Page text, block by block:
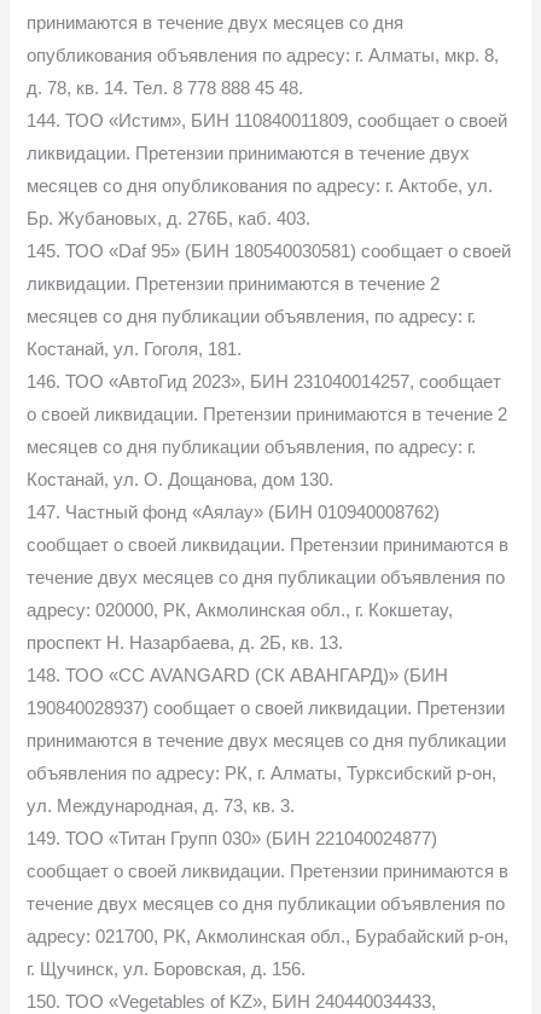
принимаются в течение двух месяцев со дня
опубликования объявления по адресу: г. Алматы, мкр. 8,
д. 78, кв. 14. Тел. 8 778 888 45 48.
144. ТОО «Истим», БИН 110840011809, сообщает о своей
ликвидации. Претензии принимаются в течение двух
месяцев со дня опубликования по адресу: г. Актобе, ул.
Бр. Жубановых, д. 276Б, каб. 403.
145. ТОО «Daf 95» (БИН 180540030581) сообщает о своей
ликвидации. Претензии принимаются в течение 2
месяцев со дня публикации объявления, по адресу: г.
Костанай, ул. Гоголя, 181.
146. ТОО «АвтоГид 2023», БИН 231040014257, сообщает
о своей ликвидации. Претензии принимаются в течение 2
месяцев со дня публикации объявления, по адресу: г.
Костанай, ул. О. Дощанова, дом 130.
147. Частный фонд «Аялау» (БИН 010940008762)
сообщает о своей ликвидации. Претензии принимаются в
течение двух месяцев со дня публикации объявления по
адресу: 020000, РК, Акмолинская обл., г. Кокшетау,
проспект Н. Назарбаева, д. 2Б, кв. 13.
148. ТОО «СС AVANGARD (СК АВАНГАРД)» (БИН
190840028937) сообщает о своей ликвидации. Претензии
принимаются в течение двух месяцев со дня публикации
объявления по адресу: РК, г. Алматы, Турксибский р-он,
ул. Международная, д. 73, кв. 3.
149. ТОО «Титан Групп 030» (БИН 221040024877)
сообщает о своей ликвидации. Претензии принимаются в
течение двух месяцев со дня публикации объявления по
адресу: 021700, РК, Акмолинская обл., Бурабайский р-он,
г. Щучинск, ул. Боровская, д. 156.
150. ТОО «Vegetables of KZ», БИН 240440034433,